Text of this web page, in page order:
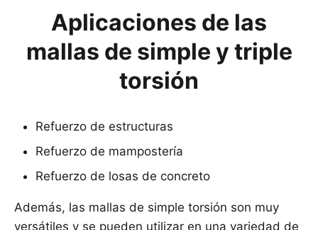
Aplicaciones de las
mallas de simple y triple
torsión
Refuerzo de estructuras
Refuerzo de mampostería
Refuerzo de losas de concreto
Además, las mallas de simple torsión son muy
versátiles y se pueden utilizar en una variedad de